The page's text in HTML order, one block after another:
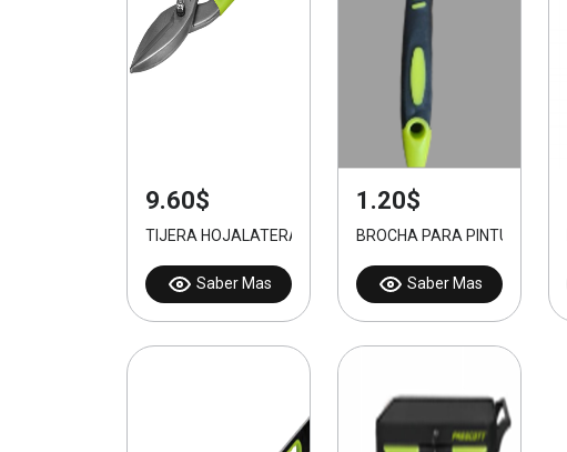
9.60$
TIJERA HOJALATERA 10 PULGADAS
Saber Mas
1.20$
BROCHA PARA PINTURA 1"
Saber Mas